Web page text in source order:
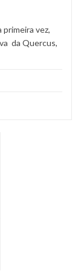
vez,
da Quercus,